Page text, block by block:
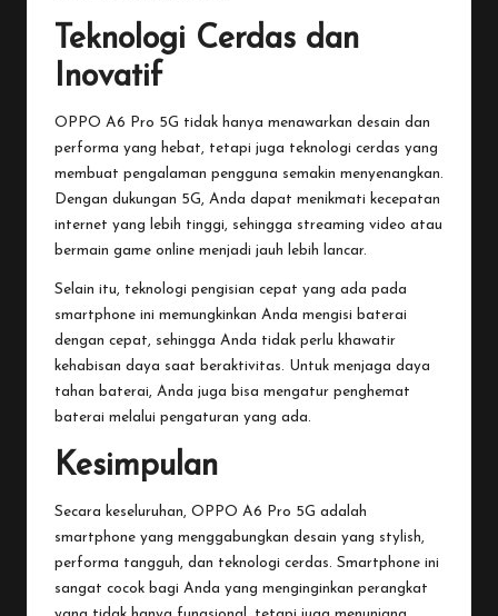
Teknologi Cerdas dan
Inovatif
OPPO A6 Pro 5G tidak hanya menawarkan desain dan
performa yang hebat, tetapi juga teknologi cerdas yang
membuat pengalaman pengguna semakin menyenangkan.
Dengan dukungan 5G, Anda dapat menikmati kecepatan
internet yang lebih tinggi, sehingga streaming video atau
bermain game online menjadi jauh lebih lancar.
Selain itu, teknologi pengisian cepat yang ada pada
smartphone ini memungkinkan Anda mengisi baterai
dengan cepat, sehingga Anda tidak perlu khawatir
kehabisan daya saat beraktivitas. Untuk menjaga daya
tahan baterai, Anda juga bisa mengatur penghemat
baterai melalui pengaturan yang ada.
Kesimpulan
Secara keseluruhan, OPPO A6 Pro 5G adalah
smartphone yang menggabungkan desain yang stylish,
performa tangguh, dan teknologi cerdas. Smartphone ini
sangat cocok bagi Anda yang menginginkan perangkat